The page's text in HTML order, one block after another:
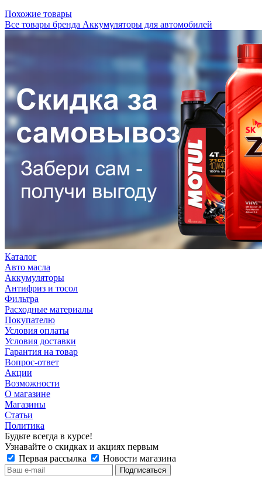
Похожие товары
Все товары бренда Аккумуляторы для автомобилей
Каталог
Авто масла
Аккумуляторы
Антифриз и тосол
Фильтра
Расходные материалы
Покупателю
Условия оплаты
Условия доставки
Гарантия на товар
Вопрос-ответ
Акции
Возможности
О магазине
Магазины
Статьи
Политика
Будьте всегда в курсе!
Узнавайте о скидках и акциях первым
Первая рассылка
Новости магазина